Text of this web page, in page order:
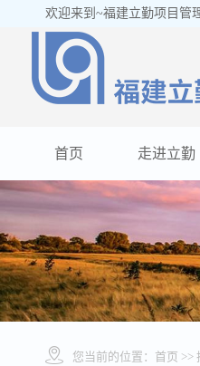
欢迎来到~福建立勤项目管
首页 走进立勤
您当前的位置： 首页 >>